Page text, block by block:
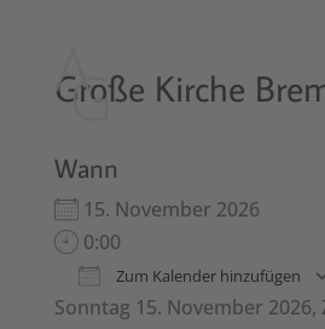
Große Kirche
Wann
15. Novem­ber 2026
0:00
Zum Kalender hinzufügen
ICS herun­ter­laden
Son­ntag 15. Novem­ber